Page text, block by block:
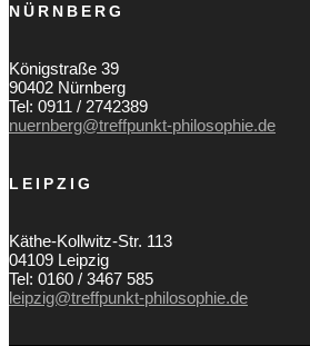
NÜRNBERG
Königstraße 39
90402 Nürnberg
Tel: 0911 / 2742389
nuernberg@treffpunkt-philosophie.de
LEIPZIG
Käthe-Kollwitz-Str. 113
04109 Leipzig
Tel: 0160 / 3467 585
leipzig@treffpunkt-philosophie.de